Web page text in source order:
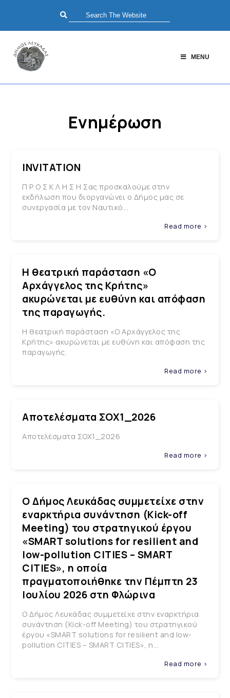
MENU
Ενημέρωση
INVITATION
Π Ρ Ο Σ Κ Λ Η Σ Η Σας προσκαλούμε στην
εκδήλωση που διοργανώνει ο Δήμος μας σε
συνεργασία με τον Ναυτικό...
Read more >
Η θεατρική παράσταση «Ο
Αρχάγγελος της Κρήτης»
ακυρώνεται με ευθύνη και απόφαση
της παραγωγής.
Η θεατρική παράσταση «Ο Αρχάγγελος της
Κρήτης» ακυρώνεται με ευθύνη και απόφαση της
παραγωγής.
Read more >
Αποτελέσματα ΣΟΧ1_2026
Αποτελέσματα ΣΟΧ1_2026
Read more >
Ο Δήμος Λευκάδας συμμετείχε στην
εναρκτήρια συνάντηση (Kick-off
Meeting) του στρατηγικού έργου
«SMART solutions for resilient and
low-pollution CITIES – SMART
CITIES», η οποία
πραγματοποιήθηκε την Πέμπτη 23
Ιουλίου 2026 στη Φλώρινα
Ο Δήμος Λευκάδας συμμετείχε στην εναρκτήρια
συνάντηση (Kick-off Meeting) του στρατηγικού
έργου «SMART solutions for resilient and low-
pollution CITIES – SMART CITIES», η...
Read more >